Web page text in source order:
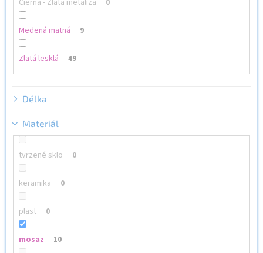
Čierna - Zlatá metalíza 0
Medená matná 9
Zlatá lesklá 49
Délka
Materiál
tvrzené sklo 0
keramika 0
plast 0
mosaz 10